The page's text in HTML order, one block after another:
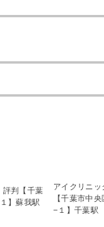
評判【千葉
】蘇我駅
アイクリニッ
【千葉市中
−１】千葉駅